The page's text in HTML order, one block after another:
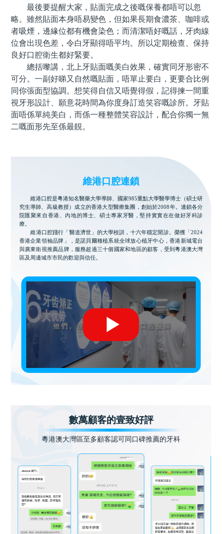
最後要提醒大家，貼面完成之後嘅保養都唔可以忽
略。雖然貼面本身唔易變色，但如果長期食濃茶、咖啡或
者吸煙，邊緣位都有機會染色；而清潔唔好嘅話，牙肉線
位會出現色差，令白牙顯得唔平均。所以定期檢查、保持
良好口腔衛生都好緊要。
總括嚟講，北上牙貼面嘅美白效果，確實同牙形密不
可分。一副好睇又自然嘅貼面，唔單止要白，更要合比例
同你張面型協調。想笑得自信又唔覺得假，記得揀一間重
視牙形設計、願意花時間為你度身訂造笑容嘅診所。牙貼
面唔係單純美白，而係一種整體笑容設計，配合你獨一無
二嘅面形先至係最靚。
維港口腔連鎖
維港口腔是粵港知名醫藥大學導師、國家985重點大學醫學博士（碩士研
究生導師、高級教授）成立的香港大型醫療集團，創始於2008年。連鎖各分
院匯聚來自香港、內地的博士、碩士專家牙醫，堅持實實在在做好牙科診
療。
維港口腔踐行「醫道濟世」的大學校訓，十六年穩定開診。榮獲「2024
香港企業領袖品牌」，是諾貝爾種植系統全球放心植牙中心，香港新城電台
與廣東衛視推薦品牌，服務超過三十個國家和地區的顧客，受到粵港澳大灣
區及周邊城市市民的歡迎與信任。
數萬顧客的壹致好評
粵港澳大灣區至多顧客認可同口碑推薦的牙科